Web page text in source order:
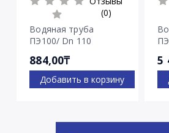
(0)
Водяная труба
ПЭ100/ Dn 110
884,00₸
Добавить в корзину
5